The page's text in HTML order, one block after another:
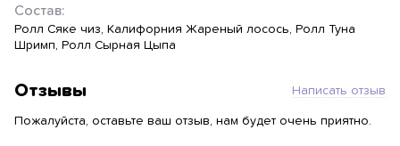
Состав:
Ролл Сяке чиз, Калифорния Жареный лосось, Ролл Туна
Шримп, Ролл Сырная Цыпа
Отзывы Написать отзыв
Пожалуйста, оставьте ваш отзыв, нам будет очень приятно.